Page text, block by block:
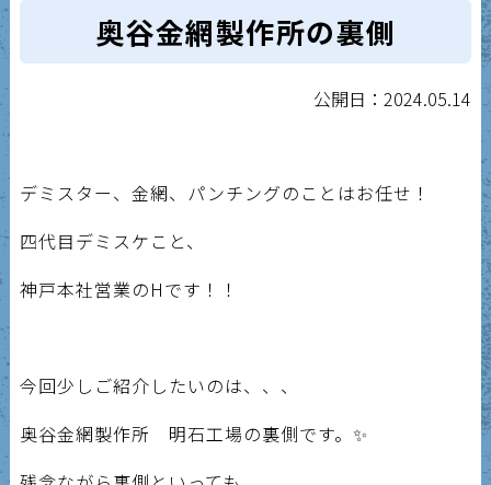
奥谷金網製作所の裏側
公開日：2024.05.14
デミスター、金網、パンチングのことはお任せ！
四代目デミスケこと、
神戸本社営業のHです！！
今回少しご紹介したいのは、、、
奥谷金網製作所 明石工場の裏側です。✨